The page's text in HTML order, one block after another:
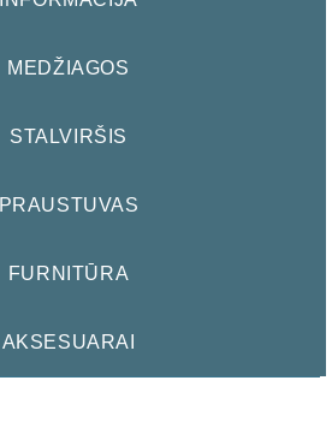
MEDŽIAGOS
STALVIRŠIS
PRAUSTUVAS
FURNITŪRA
AKSESUARAI